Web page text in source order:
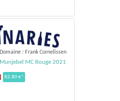
Domaine : Frank Cornelissen
Munjebel MC Rouge 2021
82.80 €*